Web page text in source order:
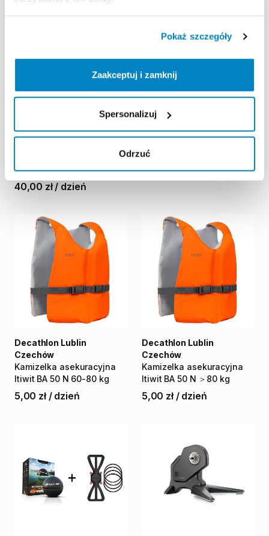
Pokaż szczegóły
Zaakceptuj i zamknij
Spersonalizuj
Odrzuć
Plus
niebieskie
Czechów
40,00 zł / dzień
Itiwit
Decathlon Lublin
Czechów
5,00 zł /dzień
Kamizelka asekuracyjna
Itiwit BA 50 N 60-80 kg
Decathlon Lublin
Czechów
5,00 zł / dzień
Kamizelka asekuracyjna
Itiwit BA 50 N ＞80 kg
Decathlon Lublin
Czechów
5,00 zł / dzień